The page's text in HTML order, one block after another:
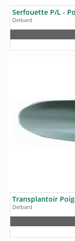
Serfouette P/L -
Delbard
Transplantoir
Delbard